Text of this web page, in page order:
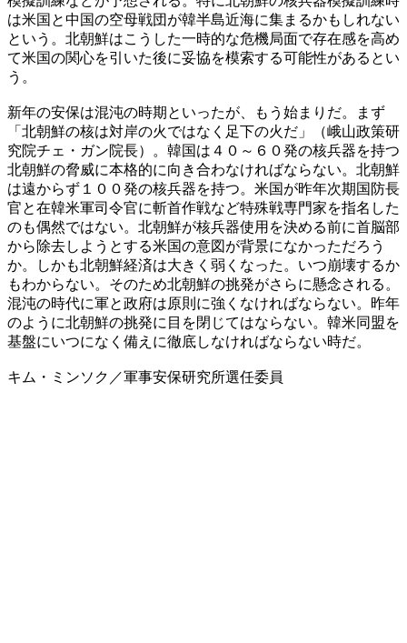
は米国と中国の空母戦団が韓半島近海に集まるかもしれない
という。北朝鮮はこうした一時的な危機局面で存在感を高め
て米国の関心を引いた後に妥協を模索する可能性があるとい
う。
新年の安保は混沌の時期といったが、もう始まりだ。まず
「北朝鮮の核は対岸の火ではなく足下の火だ」（峨山政策研
究院チェ・ガン院長）。韓国は４０～６０発の核兵器を持つ
北朝鮮の脅威に本格的に向き合わなければならない。北朝鮮
は遠からず１００発の核兵器を持つ。米国が昨年次期国防長
官と在韓米軍司令官に斬首作戦など特殊戦専門家を指名した
のも偶然ではない。北朝鮮が核兵器使用を決める前に首脳部
から除去しようとする米国の意図が背景になかっただろう
か。しかも北朝鮮経済は大きく弱くなった。いつ崩壊するか
もわからない。そのため北朝鮮の挑発がさらに懸念される。
混沌の時代に軍と政府は原則に強くなければならない。昨年
のように北朝鮮の挑発に目を閉じてはならない。韓米同盟を
基盤にいつになく備えに徹底しなければならない時だ。
キム・ミンソク／軍事安保研究所選任委員